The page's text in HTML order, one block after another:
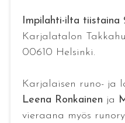
Impilahti-ilta tiistaina
Karjalatalon
00610 Helsinki.
Karjalaisen runo- ja
Leena Ronkainen ja
vieraana myös